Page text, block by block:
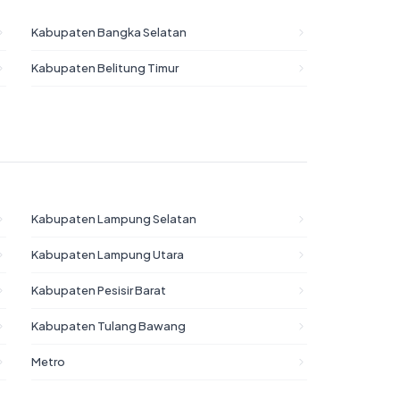
Kabupaten Bangka Selatan
Kabupaten Belitung Timur
Kabupaten Lampung Selatan
Kabupaten Lampung Utara
Kabupaten Pesisir Barat
Kabupaten Tulang Bawang
Metro